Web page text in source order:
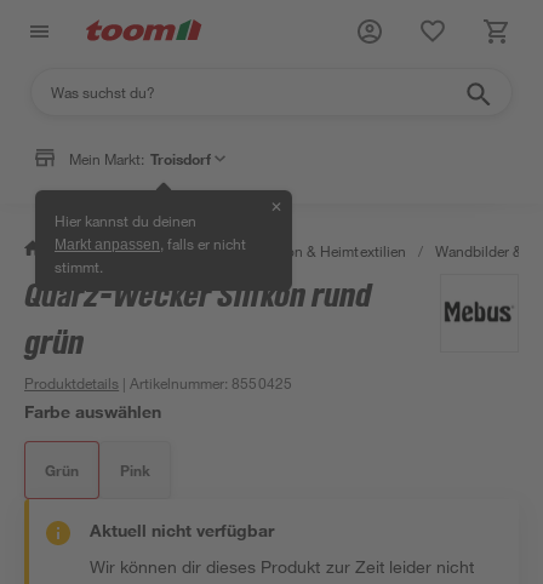
Mein Markt: Troisdorf
Hier kannst du deinen
Markt anpassen , falls er nicht
stimmt.
✕
/ Wohnen & Haushalt / Dekoration & Heimtextilien / Wandbilder &
Quarz-Wecker Silikon rund
grün
Produktdetails | Artikelnummer: 8550425
Farbe auswählen
Grün Pink
Aktuell nicht verfügbar
Wir können dir dieses Produkt zur Zeit leider nicht